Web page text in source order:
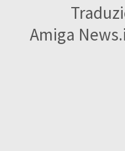
Amiga